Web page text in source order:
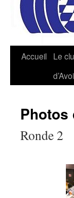
Accueil
Le
Photos
Ronde 2